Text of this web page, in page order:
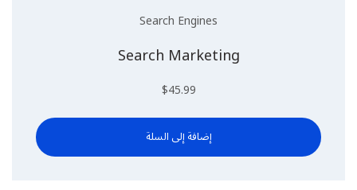
Search Engines
Search Marketing
$45.99
إضافة إلى السلة